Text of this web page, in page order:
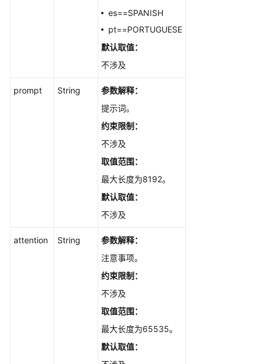
es==SPANISH
pt==PORTUGUESE
默认取值：
不涉及
prompt String
参数解释：
提示词。
约束限制：
不涉及
取值范围：
最大长度为8192。
默认取值：
不涉及
attention String
参数解释：
注意事项。
约束限制：
不涉及
取值范围：
最大长度为65535。
默认取值：